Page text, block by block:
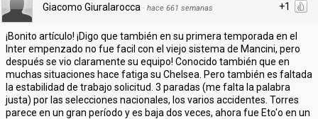
+1
Giacomo Giuralarocca · hace 661 semanas
¡Bonito artículo! ¡Digo que también en su primera temporada en el
Inter empenzado no fue facil con el viejo sistema de Mancini, pero
después se vio claramente su equipo! Conocido también que en
muchas situaciones hace fatiga su Chelsea. Pero también es faltada
la estabilidad de trabajo solicitud. 3 paradas (me falta la palabra
justa) por las selecciones nacionales, los varios accidentes. Torres
parece en un gran período y es baja dos veces, ahora fue Eto'o en un